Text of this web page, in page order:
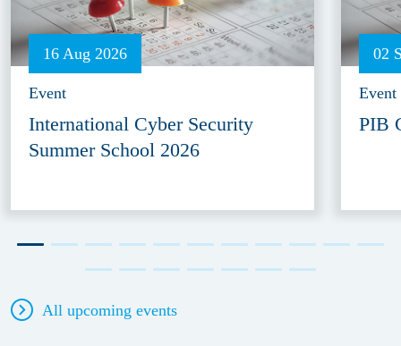
16 Aug 2026
Event
International Cyber Security
Summer School 2026
02
Event
PIB
All upcoming events